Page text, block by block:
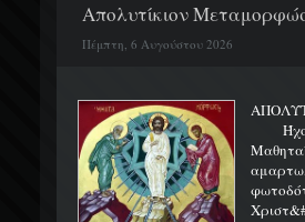
Απολυτίκιον
Πέμπτη, 6 Αυγούστου 2026
Ήχος